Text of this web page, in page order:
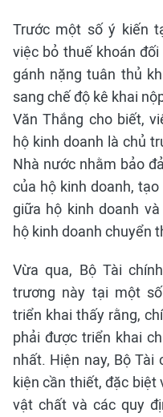
Trước một số ý kiến
việc bỏ thuế khoán
gánh nặng tuân thủ
sang chế độ kê khai
Văn Thắng cho biết,
hộ kinh doanh là chủ
Nhà nước nhằm bảo
của hộ kinh doanh,
giữa hộ kinh doanh
hộ kinh doanh chuyển
Vừa qua, Bộ Tài
trương này tại một
triển khai thấy rằng,
phải được triển khai
nhất. Hiện nay, Bộ Tài
kiện cần thiết, đặc biệt
vật chất và các quy